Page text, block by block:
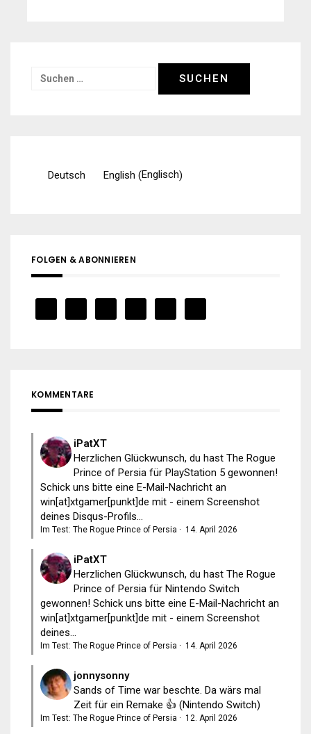
Suchen
Deutsch English (Englisch)
FOLGEN & ABONNIEREN
KOMMENTARE
iPatXT
Herzlichen Glückwunsch, du hast The Rogue
Prince of Persia für PlayStation 5 gewonnen!
Schick uns bitte eine E-Mail-Nachricht an
win[at]xtgamer[punkt]de mit - einem Screenshot
deines Disqus-Profils...
Im Test: The Rogue Prince of Persia · 14. April 2026
iPatXT
Herzlichen Glückwunsch, du hast The Rogue
Prince of Persia für Nintendo Switch
gewonnen! Schick uns bitte eine E-Mail-Nachricht an
win[at]xtgamer[punkt]de mit - einem Screenshot
deines...
Im Test: The Rogue Prince of Persia · 14. April 2026
jonnysonny
Sands of Time war beschte. Da wärs mal
Zeit für ein Remake 👍 (Nintendo Switch)
Im Test: The Rogue Prince of Persia · 12. April 2026